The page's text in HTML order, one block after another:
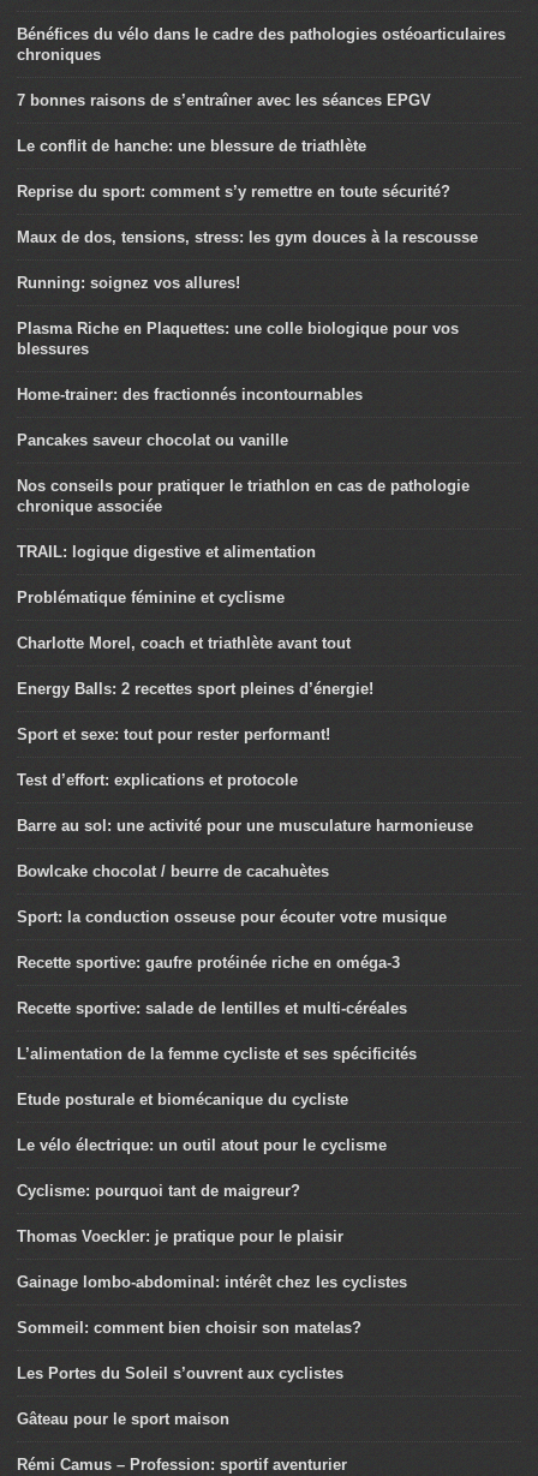
Bénéfices du vélo dans le cadre des pathologies ostéoarticulaires
chroniques
7 bonnes raisons de s’entraîner avec les séances EPGV
Le conflit de hanche: une blessure de triathlète
Reprise du sport: comment s’y remettre en toute sécurité?
Maux de dos, tensions, stress: les gym douces à la rescousse
Running: soignez vos allures!
Plasma Riche en Plaquettes: une colle biologique pour vos
blessures
Home-trainer: des fractionnés incontournables
Pancakes saveur chocolat ou vanille
Nos conseils pour pratiquer le triathlon en cas de pathologie
chronique associée
TRAIL: logique digestive et alimentation
Problématique féminine et cyclisme
Charlotte Morel, coach et triathlète avant tout
Energy Balls: 2 recettes sport pleines d’énergie!
Sport et sexe: tout pour rester performant!
Test d’effort: explications et protocole
Barre au sol: une activité pour une musculature harmonieuse
Bowlcake chocolat / beurre de cacahuètes
Sport: la conduction osseuse pour écouter votre musique
Recette sportive: gaufre protéinée riche en oméga-3
Recette sportive: salade de lentilles et multi-céréales
L’alimentation de la femme cycliste et ses spécificités
Etude posturale et biomécanique du cycliste
Le vélo électrique: un outil atout pour le cyclisme
Cyclisme: pourquoi tant de maigreur?
Thomas Voeckler: je pratique pour le plaisir
Gainage lombo-abdominal: intérêt chez les cyclistes
Sommeil: comment bien choisir son matelas?
Les Portes du Soleil s’ouvrent aux cyclistes
Gâteau pour le sport maison
Rémi Camus – Profession: sportif aventurier